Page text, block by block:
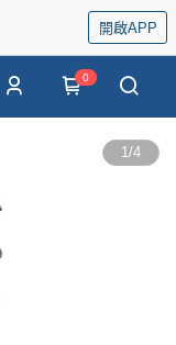
開啟APP
0
1/4